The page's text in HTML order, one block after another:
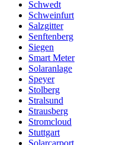
Schwedt
Schweinfurt
Salzgitter
Senftenberg
Siegen
Smart Meter
Solaranlage
Speyer
Stolberg
Stralsund
Strausberg
Stromcloud
Stuttgart